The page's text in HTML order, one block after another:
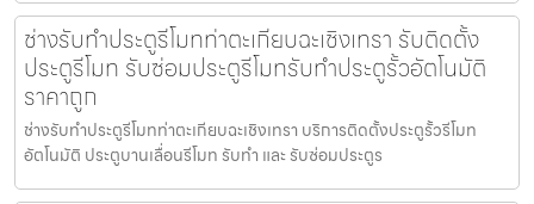
ช่างรับทำประตูรีโมทท่าตะเกียบฉะเชิงเทรา รับติดตั้ง
ประตูรีโมท รับซ่อมประตูรีโมทรับทำประตูรั้วอัตโนมัติ
ราคาถูก
ช่างรับทำประตูรีโมทท่าตะเกียบฉะเชิงเทรา บริการติดตั้งประตูรั้วรีโมท
อัตโนมัติ ประตูบานเลื่อนรีโมท รับทำ และ รับซ่อมประตูร